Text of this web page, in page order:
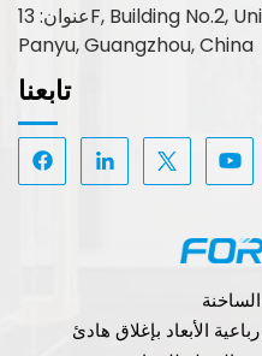
عنوان: 13F, Building No.2, Uni Park, Guangmingnan Rd.,
Panyu, Guangzhou, China
تابعنا
الأبعاد بإغلاق هادئ